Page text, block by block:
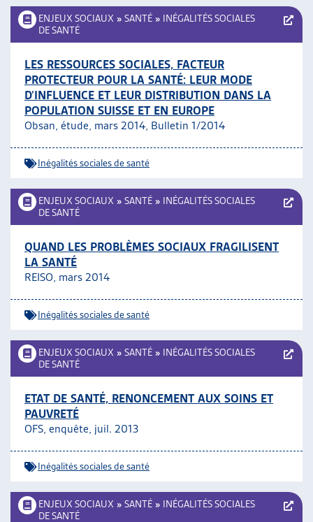
ENJEUX SOCIAUX » SANTÉ » INÉGALITÉS SOCIALES
DE SANTÉ
LES RESSOURCES SOCIALES, FACTEUR
PROTECTEUR POUR LA SANTÉ: LEUR MODE
D’INFLUENCE ET LEUR DISTRIBUTION DANS LA
POPULATION SUISSE ET EN EUROPE
Obsan, étude, mars 2014, Bulletin 1/2014
Inégalités sociales de santé
ENJEUX SOCIAUX » SANTÉ » INÉGALITÉS SOCIALES
DE SANTÉ
QUAND LES PROBLÈMES SOCIAUX FRAGILISENT
LA SANTÉ
REISO, mars 2014
Inégalités sociales de santé
ENJEUX SOCIAUX » SANTÉ » INÉGALITÉS SOCIALES
DE SANTÉ
ETAT DE SANTÉ, RENONCEMENT AUX SOINS ET
PAUVRETÉ
OFS, enquête, juil. 2013
Inégalités sociales de santé
ENJEUX SOCIAUX » SANTÉ » INÉGALITÉS SOCIALES
DE SANTÉ